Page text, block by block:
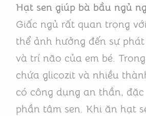
Hạt sen giúp bà bầu ngủ
Giấc ngủ rất quan trọng
thể ảnh hưởng đến sự
và trí não của em bé.
chứa glicozit và nhiều
có công dụng an thần,
phần tâm sen. Khi ăn hạt